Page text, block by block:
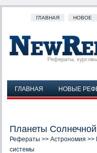
ГЛАВНАЯ НОВОЕ
ГЛАВНАЯ НОВЫЕ
Планеты
Рефераты >> Астрономия >>
системы